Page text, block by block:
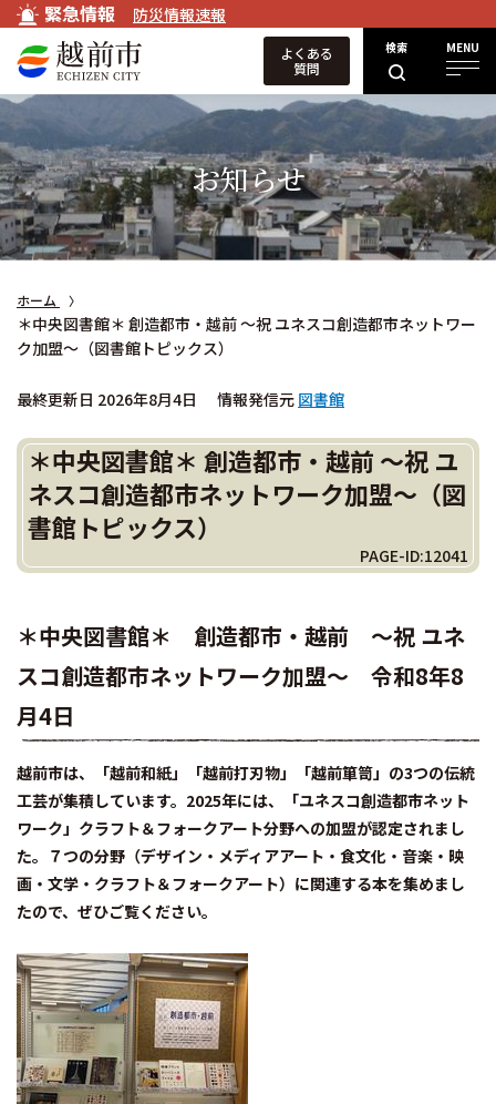
緊急情報 防災情報速報
検索 MENU
よくある
質問
お知らせ
ホーム
＊中央図書館＊ 創造都市・越前 ～祝 ユネスコ創造都市ネットワー
ク加盟～（図書館トピックス）
最終更新日 2026年8月4日 情報発信元 図書館
＊中央図書館＊ 創造都市・越前 ～祝 ユ
ネスコ創造都市ネットワーク加盟～（図
書館トピックス）
PAGE-ID:12041
＊中央図書館＊ 創造都市・越前 ～祝 ユネ
スコ創造都市ネットワーク加盟～ 令和8年8
月4日
越前市は、「越前和紙」「越前打刃物」「越前箪笥」の3つの伝統
工芸が集積しています。2025年には、「ユネスコ創造都市ネット
ワーク」クラフト＆フォークアート分野への加盟が認定されまし
た。７つの分野（デザイン・メディアアート・食文化・音楽・映
画・文学・クラフト＆フォークアート）に関連する本を集めまし
たので、ぜひご覧ください。